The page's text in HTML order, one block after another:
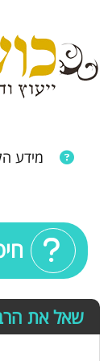
מידע
שאל את